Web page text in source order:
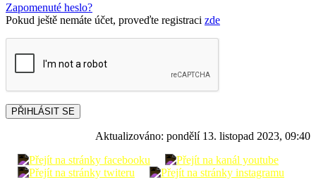
Zapomenuté heslo?
Pokud ještě nemáte účet, proveďte registraci zde
PŘIHLÁSIT SE
Aktualizováno: pondělí 13. listopad 2023, 09:40